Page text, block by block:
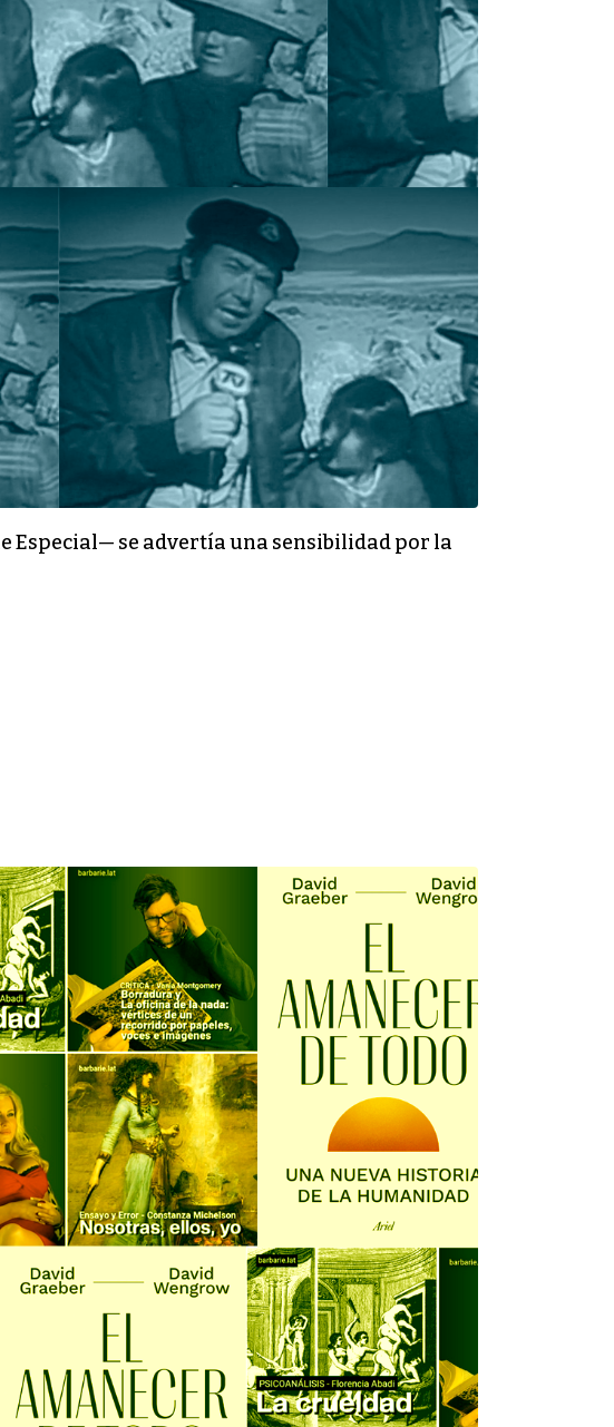
Especial— se advertía una sensibilidad por la